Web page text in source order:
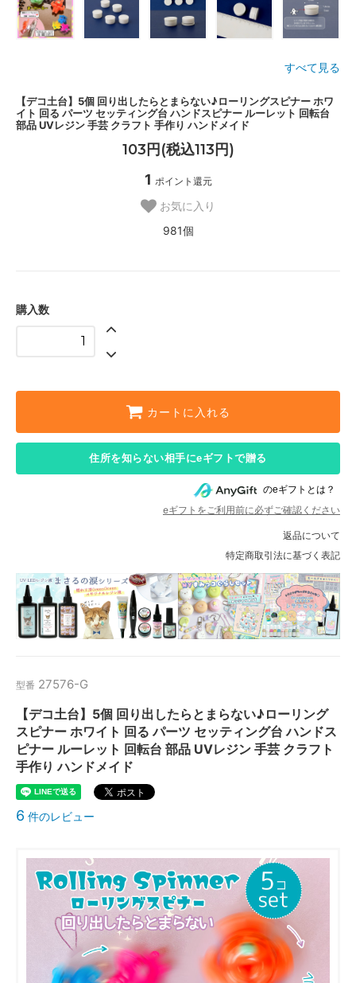
すべて見る
【デコ土台】5個 回り出したらとまらない♪ローリングスピナー ホワ
イト 回る パーツ セッティング台 ハンドスピナー ルーレット 回転台
部品 UVレジン 手芸 クラフト 手作り ハンドメイド
103円(税込113円)
1 ポイント還元
お気に入り
981個
購入数
カートに入れる
住所を知らない相手にeギフトで贈る
のeギフトとは？
eギフトをご利用前に必ずご確認ください
返品について
特定商取引法に基づく表記
型番 27576-G
【デコ土台】5個 回り出したらとまらない♪ローリング
スピナー ホワイト 回る パーツ セッティング台 ハンドス
ピナー ルーレット 回転台 部品 UVレジン 手芸 クラフト
手作り ハンドメイド
6 件のレビュー